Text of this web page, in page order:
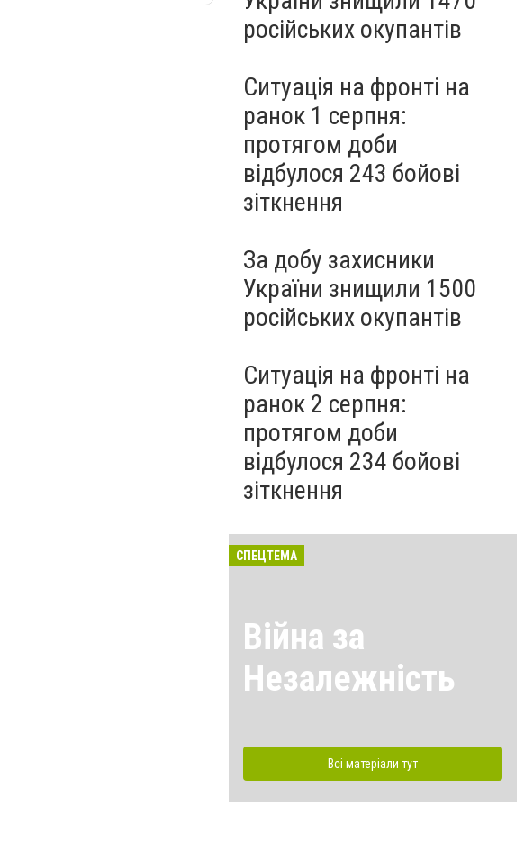
російських окупантів
Ситуація на фронті на
ранок 1 серпня:
протягом доби
відбулося 243 бойові
зіткнення
За добу захисники
України знищили 1500
російських окупантів
Ситуація на фронті на
ранок 2 серпня:
протягом доби
відбулося 234 бойові
зіткнення
СПЕЦТЕМА
Війна за
Незалежність
Всі матеріали тут